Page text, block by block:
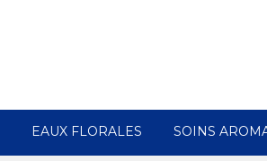
EAUX FLORALES SOINS